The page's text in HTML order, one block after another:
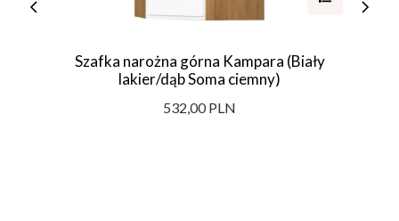
Szafka narożna górna Kampara (Biały
lakier/dąb Soma ciemny)
532,00 PLN